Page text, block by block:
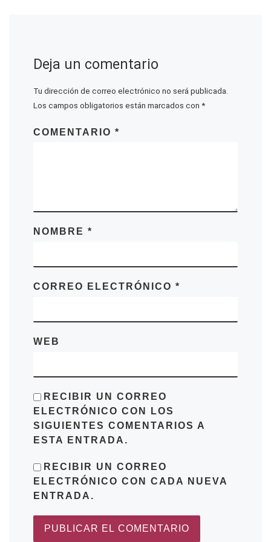
Deja un comentario
Tu dirección de correo electrónico no será publicada.
Los campos obligatorios están marcados con *
COMENTARIO *
NOMBRE *
CORREO ELECTRÓNICO *
WEB
RECIBIR UN CORREO
ELECTRÓNICO CON LOS
SIGUIENTES COMENTARIOS A
ESTA ENTRADA.
RECIBIR UN CORREO
ELECTRÓNICO CON CADA NUEVA
ENTRADA.